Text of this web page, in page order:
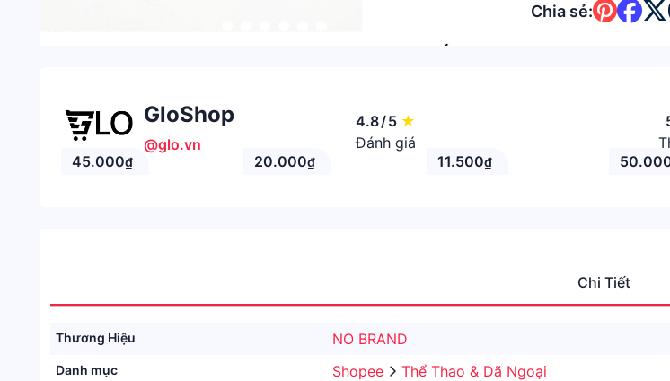
Chia sẻ:
GloShop
@glo.vn
4.8/5 ★
Đánh giá
45.000₫ 20.000₫ 11.500₫
Chi Tiết
Thương Hiệu NO BRAND
Danh mục Shopee Thể Thao & Dã Ngoại